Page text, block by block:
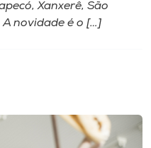
Xanxerê, São
novidade é o […]